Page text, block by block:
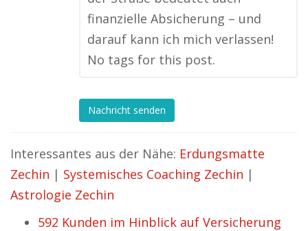
finanzielle Absicherung – und
darauf kann ich mich verlassen!
No tags for this post.
Nachricht senden
Interessantes aus der Nähe: Erdungsmatte
Zechin | Systemisches Coaching Zechin |
Astrologie Zechin
592 Kunden im Hinblick auf Versicherung